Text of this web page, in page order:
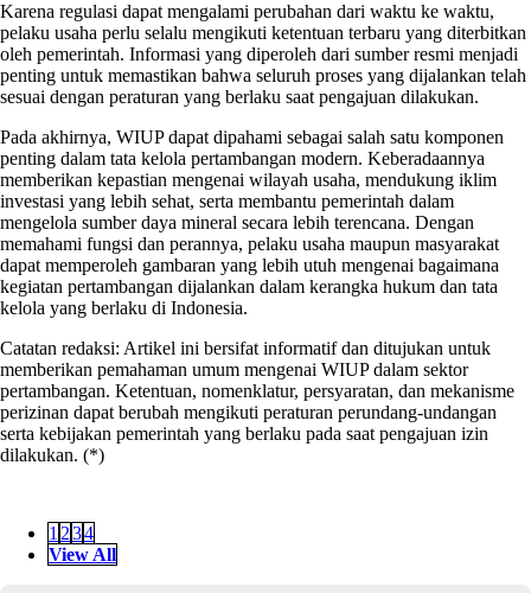
Karena regulasi dapat mengalami perubahan dari waktu ke waktu,
pelaku usaha perlu selalu mengikuti ketentuan terbaru yang diterbitkan
oleh pemerintah. Informasi yang diperoleh dari sumber resmi menjadi
penting untuk memastikan bahwa seluruh proses yang dijalankan telah
sesuai dengan peraturan yang berlaku saat pengajuan dilakukan.
Pada akhirnya, WIUP dapat dipahami sebagai salah satu komponen
penting dalam tata kelola pertambangan modern. Keberadaannya
memberikan kepastian mengenai wilayah usaha, mendukung iklim
investasi yang lebih sehat, serta membantu pemerintah dalam
mengelola sumber daya mineral secara lebih terencana. Dengan
memahami fungsi dan perannya, pelaku usaha maupun masyarakat
dapat memperoleh gambaran yang lebih utuh mengenai bagaimana
kegiatan pertambangan dijalankan dalam kerangka hukum dan tata
kelola yang berlaku di Indonesia.
Catatan redaksi: Artikel ini bersifat informatif dan ditujukan untuk
memberikan pemahaman umum mengenai WIUP dalam sektor
pertambangan. Ketentuan, nomenklatur, persyaratan, dan mekanisme
perizinan dapat berubah mengikuti peraturan perundang-undangan
serta kebijakan pemerintah yang berlaku pada saat pengajuan izin
dilakukan. (*)
1 234
View All